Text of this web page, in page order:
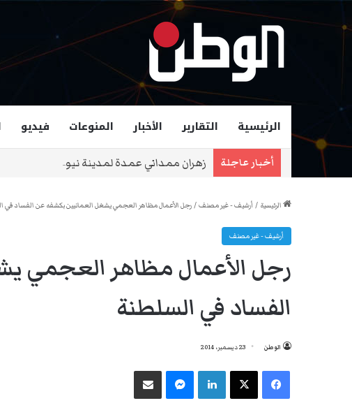
الرئيسية التقارير الأخبار المنوعات فيديو
أخبار عاجلة زهران ممداني عمدة لمدينة نيويورك وغزالة
الرئيسية / أرشيف - غير مصنف/رجل الأعمال مظاهر العجمي يشغل العمانيين بكشفه عن الفساد في
أرشيف - غير مصنف
رجل الأعمال مظاهر العجمي
الفساد في السلطنة
الوطن 23 ديسمبر، 2014
فيسبوك ‫X لينكدإن ماسنجر مشاركة عبر البريد